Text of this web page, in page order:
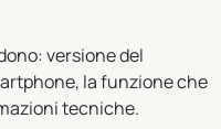
versione del
la funzione che
tecniche.